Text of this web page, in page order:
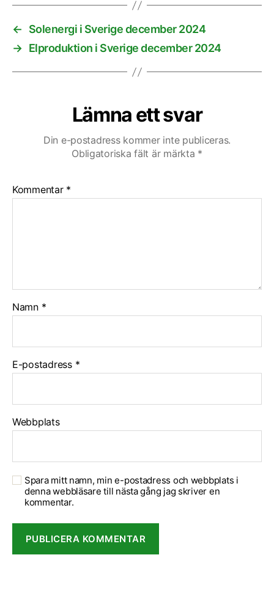
←
Solenergi i Sverige december 2024
→ Elproduktion i Sverige december 2024
Lämna ett svar
Din e-postadress kommer inte publiceras.
Obligatoriska fält är märkta *
Kommentar *
Namn *
E-postadress *
Webbplats
Spara mitt namn, min e-postadress och webbplats i
denna webbläsare till nästa gång jag skriver en
kommentar.